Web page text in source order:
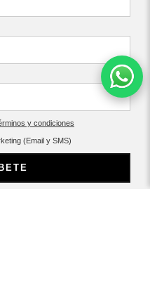
y condiciones
(Email y SMS)